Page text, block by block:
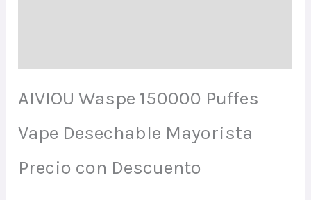
AIVIOU Waspe 150000 Puffes
Vape Desechable Mayorista
Precio con Descuento